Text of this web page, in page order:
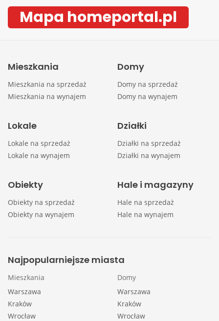
Mapa homeportal.pl
Mieszkania
Mieszkania na sprzedaż
Mieszkania na wynajem
Domy
Domy na sprzedaż
Domy na wynajem
Lokale
Lokale na sprzedaż
Lokale na wynajem
Działki
Działki na sprzedaż
Działki na wynajem
Obiekty
Obiekty na sprzedaż
Obiekty na wynajem
Hale i magazyny
Hale na sprzedaż
Hale na wynajem
Najpopularniejsze miasta
Mieszkania
Warszawa
Kraków
Wrocław
Domy
Warszawa
Kraków
Wrocław